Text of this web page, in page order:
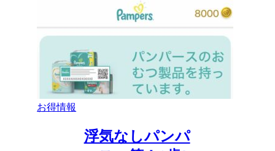
お得情報
浮気なしパンパ